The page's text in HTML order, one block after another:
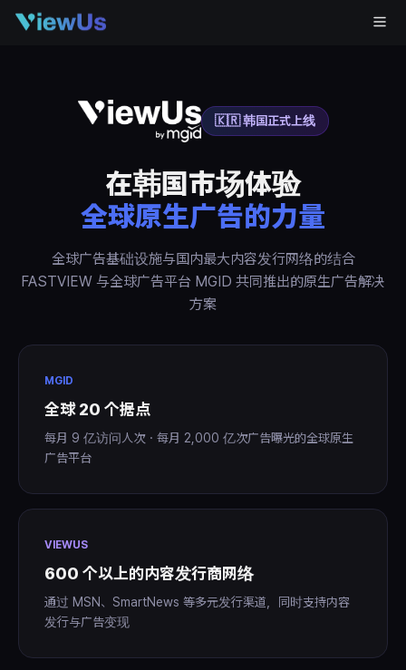
🇰🇷 韩国正式上线
在韩国市场体验
全球原生广告的力量
全球广告基础设施与国内最大内容发行网络的结合
FASTVIEW 与全球广告平台 MGID 共同推出的原生广告解决
方案
MGID
全球 20 个据点
每月 9 亿访问人次・每月 2,000 亿次广告曝光的全球原生
广告平台
VIEWUS
600 个以上的内容发行商网络
通过 MSN、SmartNews 等多元发行渠道，同时支持内容
发行与广告变现